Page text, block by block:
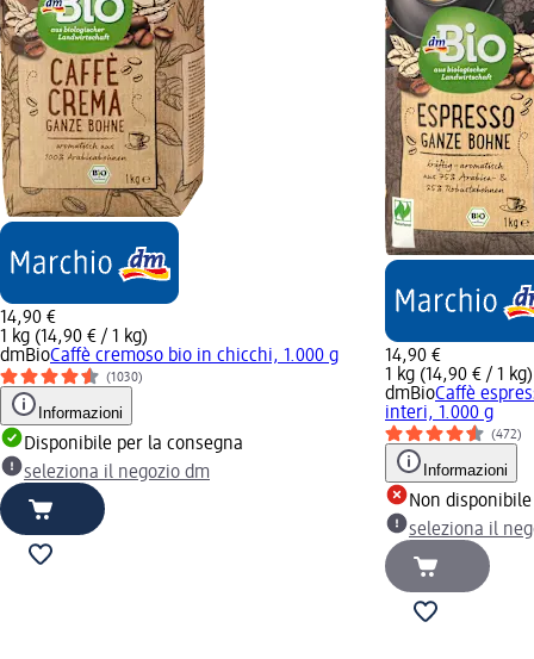
14,90 €
1 kg (14,90 € / 1 kg)
dmBioCaffè cremoso bio in chicchi, 1.000 g
(1030)
Informazioni
Disponibile per la consegna
seleziona il negozio dm
14,90 €
1 kg (14,90 € / 1 kg)
dmBioCaffè
interi, 1.000 g
(472)
Informazioni
Non
seleziona il